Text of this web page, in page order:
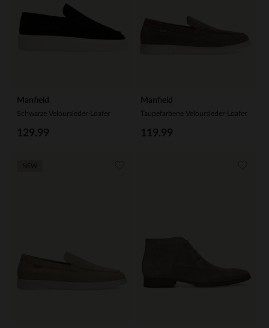
Manfield
Schwarze Veloursleder-Loafer
129.99
Manfield
Taupefarbene Veloursleder-Loafer
119.99